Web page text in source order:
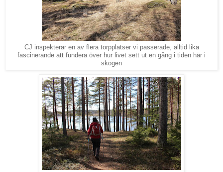
CJ inspekterar en av flera torpplatser vi passerade, alltid lika
fascinerande att fundera över hur livet sett ut en gång i tiden här i
skogen